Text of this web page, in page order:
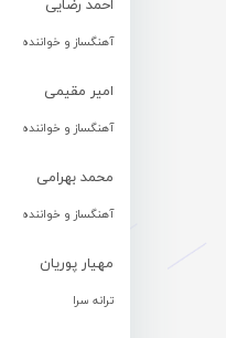
احمد رضایی
آهنگساز و خواننده
امیر مقیمی
آهنگساز و خواننده
محمد بهرامی
آهنگساز و خواننده
مهیار پوریان
ترانه سرا